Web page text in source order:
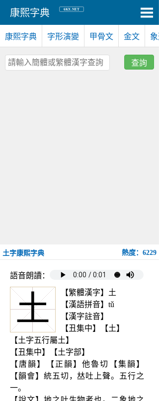
康熙字典 6KX.NET
康熙字典 字形演變 甲骨文 金文 象
查詢
土字康熙字典 熱度：6229
語音朗讀：
土
【繁體漢字】土
【漢語拼音】tǔ
【漢字註音】
【丑集中】【土】
【土字五行屬土】
【丑集中】【土字部】
【唐韻】【正韻】他魯切【集韻】
【韻會】統五切，𠀤吐上聲。五行之
一。